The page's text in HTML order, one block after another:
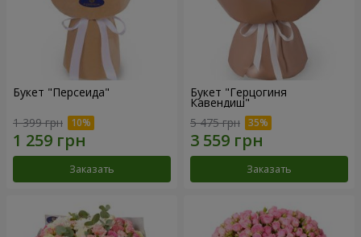
Букет "Персеида"
1 399 грн
Заказать
Букет "Герцогиня
Кавендиш"
5 475 грн
Заказать